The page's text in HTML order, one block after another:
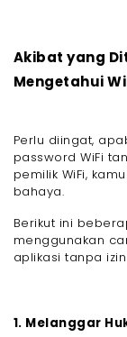
Akibat yang
Mengetahui
Perlu diingat,
password WiFi
pemilik WiFi,
bahaya.
Berikut ini
menggunakan
aplikasi tanpa izin
1. Melanggar